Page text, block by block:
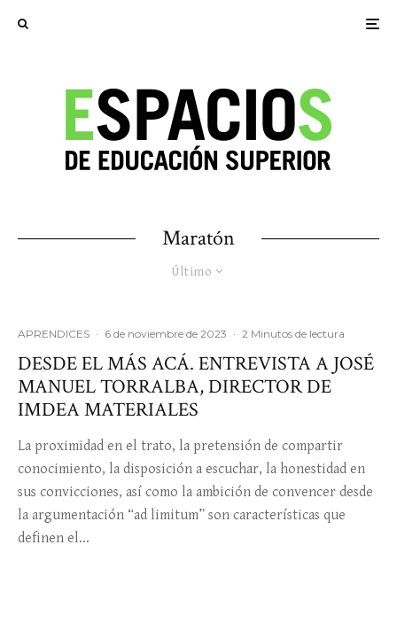
Maratón
Último
APRENDICES · 6 de noviembre de 2023 · 2 Minutos de lectura
DESDE EL MÁS ACÁ. ENTREVISTA A JOSÉ
MANUEL TORRALBA, DIRECTOR DE
IMDEA MATERIALES
La proximidad en el trato, la pretensión de compartir
conocimiento, la disposición a escuchar, la honestidad en
sus convicciones, así como la ambición de convencer desde
la argumentación “ad limitum” son características que
definen el...